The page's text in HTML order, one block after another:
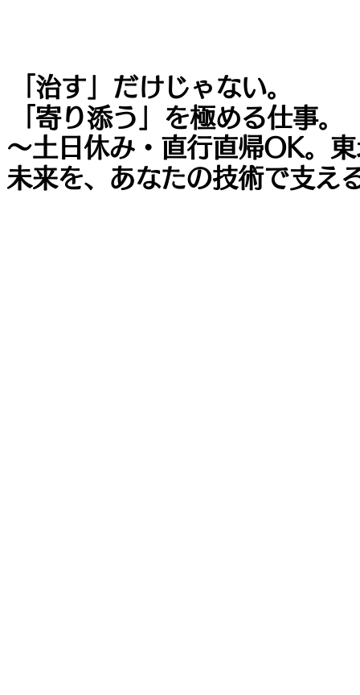
「治す」だけじゃない。
「寄り添う」を極める仕事。
～土日休み・直行直帰OK。
未来を、あなたの技術で支え